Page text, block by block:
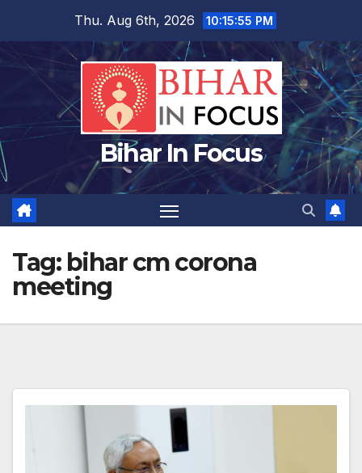
content
Thu. Aug 6th, 2026 10:15:56 PM
Bihar In Focus
Tag: bihar cm corona
meeting